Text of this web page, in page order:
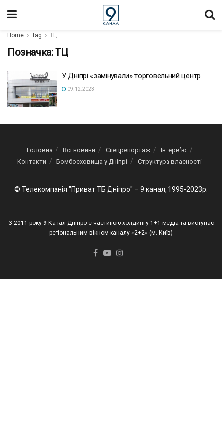
Home Tag ТЦ
Позначка:ТЦ
У Дніпрі «замінували» торговельний центр
09.12.2023
Головна Всі новини Спецрепортаж
Інтерв’ю
Контакти
Бомбосховища у Дніпрі Структура власності
© Телекомпанія "Приват ТБ Дніпро" – 9 канал, 1995-2023р.
З 2011 року 9 Канал Дніпро є частиною холдингу 1+1 медіа та виступає
регіональним вікном каналу «2+2» (м. Київ)